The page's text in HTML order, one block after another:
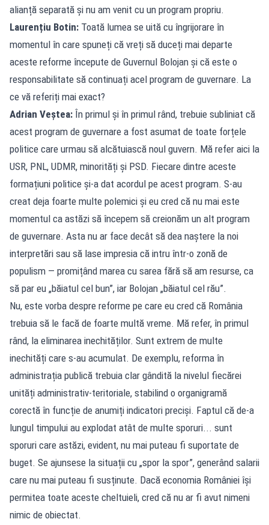
alianță separată și nu am venit cu un program propriu.
Laurențiu Botin: Toată lumea se uită cu îngrijorare în
momentul în care spuneți că vreți să duceți mai departe
aceste reforme începute de Guvernul Bolojan și că este o
responsabilitate să continuați acel program de guvernare. La
ce vă referiți mai exact?
Adrian Veștea: În primul și în primul rând, trebuie subliniat că
acest program de guvernare a fost asumat de toate forțele
politice care urmau să alcătuiască noul guvern. Mă refer aici la
USR, PNL, UDMR, minorități și PSD. Fiecare dintre aceste
formațiuni politice și-a dat acordul pe acest program. S-au
creat deja foarte multe polemici și eu cred că nu mai este
momentul ca astăzi să începem să creionăm un alt program
de guvernare. Asta nu ar face decât să dea naștere la noi
interpretări sau să lase impresia că intru într-o zonă de
populism — promițând marea cu sarea fără să am resurse, ca
să par eu „băiatul cel bun”, iar Bolojan „băiatul cel rău”.
Nu, este vorba despre reforme pe care eu cred că România
trebuia să le facă de foarte multă vreme. Mă refer, în primul
rând, la eliminarea inechităților. Sunt extrem de multe
inechități care s-au acumulat. De exemplu, reforma în
administrația publică trebuia clar gândită la nivelul fiecărei
unități administrativ-teritoriale, stabilind o organigramă
corectă în funcție de anumiți indicatori preciși. Faptul că de-a
lungul timpului au explodat atât de multe sporuri... sunt
sporuri care astăzi, evident, nu mai puteau fi suportate de
buget. Se ajunsese la situații cu „spor la spor”, generând salarii
care nu mai puteau fi susținute. Dacă economia României își
permitea toate aceste cheltuieli, cred că nu ar fi avut nimeni
nimic de obiectat.